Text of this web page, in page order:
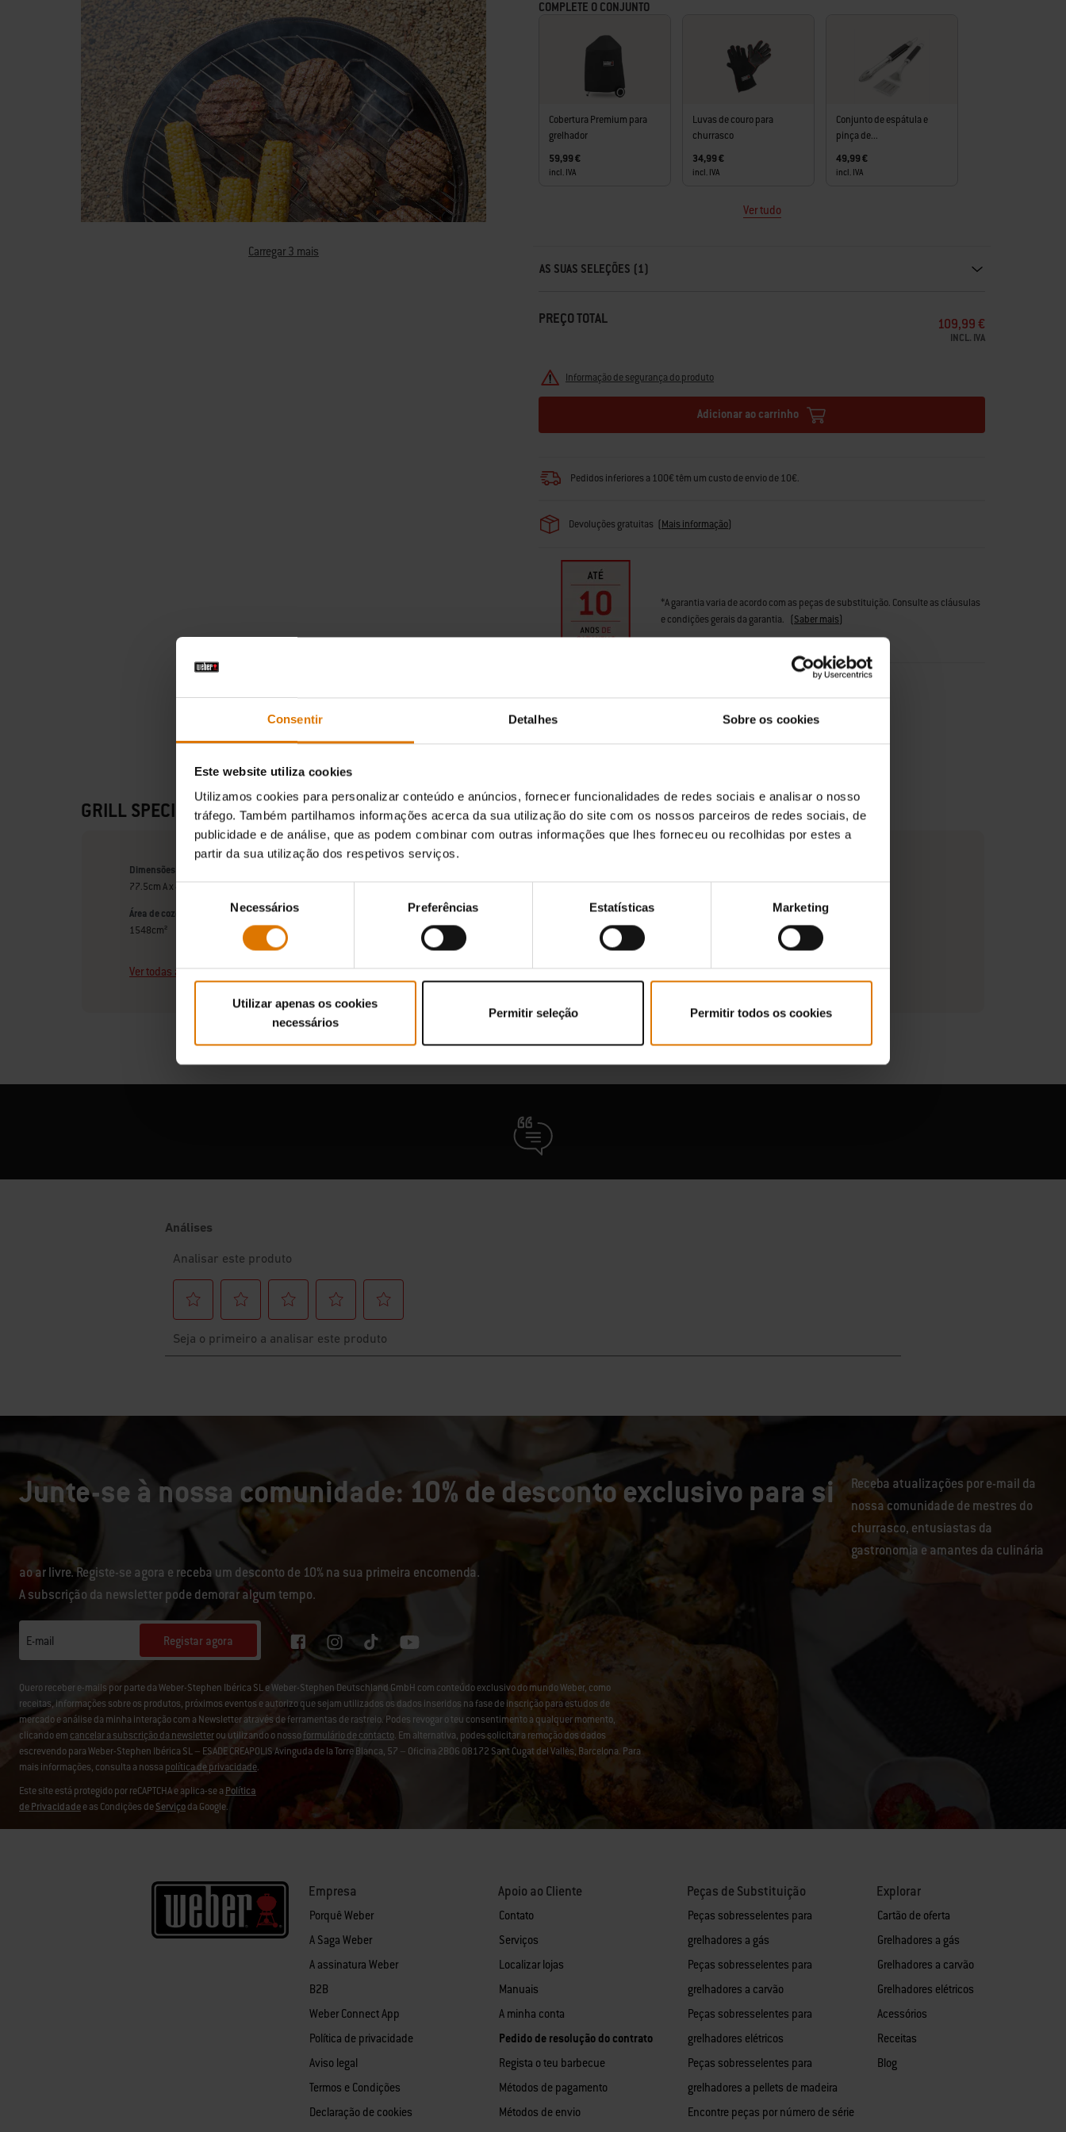
Consentir Detalhes Sobre os cookies
Este website utiliza cookies
Utilizamos cookies para personalizar conteúdo e anúncios, fornecer funcionalidades de redes sociais e analisar o nosso
tráfego. Também partilhamos informações acerca da sua utilização do site com os nossos parceiros de redes sociais, de
publicidade e de análise, que as podem combinar com outras informações que lhes forneceu ou recolhidas por estes a
partir da sua utilização dos respetivos serviços.
consentimento
Necessários Preferências Estatísticas Marketing
Utilizar apenas os cookies
necessários
Permitir seleção Permitir todos os cookies
Carregar 3 mais
· 3 pernas em alumínio resistentes à ferrugem
COMPLETE O CONJUNTO
Cobertura Premium para
grelhador
59,99 €
incl. IVA
Luvas de couro para
churrasco
34,99 €
incl. IVA
Conjunto de espátula e
pinça de...
49,99 €
incl. IVA
Ver tudo
AS SUAS SELEÇÕES (1)
PREÇO TOTAL 109,99 €
INCL. IVA
Informação de segurança do produto
Adicionar ao carrinho
Pedidos inferiores a 100€ têm um custo de envio de 10€.
Devoluções gratuitas (Mais informação)
*A garantia varia de acordo com as peças de substituição. Consulte as cláusulas
e condições gerais da garantia. (Saber mais)
Encontrar um revendedor
GRILL SPECIFICATIONS
Dimensões - Tampa aberta (centímetros)
77.5cm A x 47cm L x 65.5cm P
Área de cozedura principal (centímetros)
1548cm²
Área de cozedura total (centímetros)
1548cm²
Ver todas as especificações Informações de garantia Informações sobre o fabricante
Junte-se à nossa comunidade: 10% de desconto exclusivo para si
Receba atualizações por e-mail da
nossa comunidade de mestres do
churrasco, entusiastas da
gastronomia e amantes da culinária
ao ar livre. Registe-se agora e receba um desconto de 10% na sua primeira encomenda.
A subscrição da newsletter pode demorar algum tempo.
E-mail Registar agora
Quero receber e-mails por parte da Weber-Stephen Ibérica SL e Weber-Stephen Deutschland GmbH com conteúdo exclusivo do mundo Weber, como
receitas, informações sobre os produtos, próximos eventos e autorizo que sejam utilizados os dados inseridos na fase de inscrição para estudos de
mercado e análise da minha interação com a Newsletter através de ferramentas de rastreio. Podes revogar o teu consentimento a qualquer momento,
clicando em cancelar a subscrição da newsletterou utilizando o nossoformulário de contacto. Em alternativa, podes solicitar a remoção dos dados
escrevendo para Weber-Stephen Ibérica SL – ESADE CREAPOLIS Avinguda de la Torre Blanca, 57 – Oficina 2B06 08172 Sant Cugat del Vallès, Barcelona. Para
mais informações, consulta a nossa política de privacidade.
Este site está protegido por reCAPTCHA e aplica-se aPolítica
de Privacidadee as Condições deServiçoda Google.
Empresa
Porquê Weber
A Saga Weber
A assinatura Weber
B2B
Weber Connect App
Política de privacidade
Aviso legal
Termos e Condições
Declaração de cookies
Apoio ao Cliente
Contato
Serviços
Localizar lojas
Manuais
A minha conta
Pedido de resolução do contrato
Regista o teu barbecue
Métodos de pagamento
Métodos de envio
Peças de Substituição
Peças sobresselentes para
grelhadores a gás
Peças sobresselentes para
grelhadores a carvão
Peças sobresselentes para
grelhadores elétricos
Peças sobresselentes para
grelhadores a pellets de madeira
Encontre peças por número de série
Explorar
Cartão de oferta
Grelhadores a gás
Grelhadores a carvão
Grelhadores elétricos
Acessórios
Receitas
Blog